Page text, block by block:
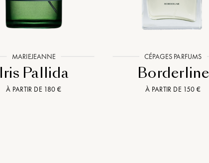
MARIEJEANNE
Iris Pallida
À PARTIR DE 180 €
CÉPAGES PARFUMS
Borderline
À PARTIR DE 150 €